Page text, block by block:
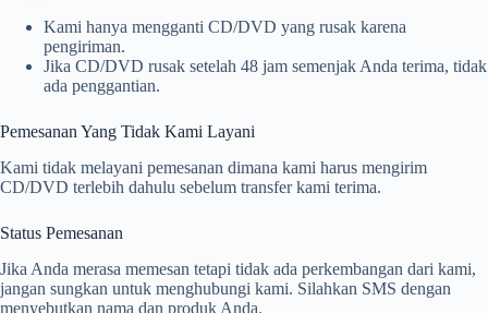
Kami hanya mengganti CD/DVD yang rusak karena
pengiriman.
Jika CD/DVD rusak setelah 48 jam semenjak Anda terima, tidak
ada penggantian.
Pemesanan Yang Tidak Kami Layani
Kami tidak melayani pemesanan dimana kami harus mengirim
CD/DVD terlebih dahulu sebelum transfer kami terima.
Status Pemesanan
Jika Anda merasa memesan tetapi tidak ada perkembangan dari kami,
jangan sungkan untuk menghubungi kami. Silahkan SMS dengan
menyebutkan nama dan produk Anda.